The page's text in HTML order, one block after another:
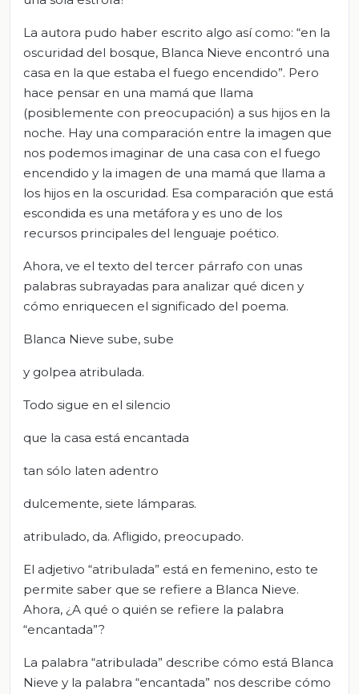
La autora pudo haber escrito algo así como: “en la
oscuridad del bosque, Blanca Nieve encontró una
casa en la que estaba el fuego encendido”. Pero
hace pensar en una mamá que llama
(posiblemente con preocupación) a sus hijos en la
noche. Hay una comparación entre la imagen que
nos podemos imaginar de una casa con el fuego
encendido y la imagen de una mamá que llama a
los hijos en la oscuridad. Esa comparación que está
escondida es una metáfora y es uno de los
recursos principales del lenguaje poético.
Ahora, ve el texto del tercer párrafo con unas
palabras subrayadas para analizar qué dicen y
cómo enriquecen el significado del poema.
Blanca Nieve sube, sube
y golpea atribulada.
Todo sigue en el silencio
que la casa está encantada
tan sólo laten adentro
dulcemente, siete lámparas.
atribulado, da. Afligido, preocupado.
El adjetivo “atribulada” está en femenino, esto te
permite saber que se refiere a Blanca Nieve.
Ahora, ¿A qué o quién se refiere la palabra
“encantada”?
La palabra “atribulada” describe cómo está Blanca
Nieve y la palabra “encantada” nos describe cómo